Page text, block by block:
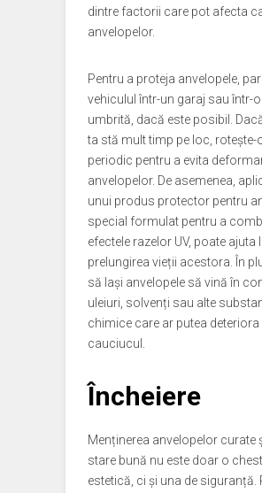
dintre factorii care pot afecta
anvelopelor.
Pentru a proteja anvelopele,
vehiculul într-un garaj sau într-
umbrită, dacă este posibil.
ta stă mult timp pe loc, rotește-
periodic pentru a evita
anvelopelor. De asemenea,
unui produs protector pentru
special formulat pentru a
efectele razelor UV, poate ajuta
prelungirea vieții acestora. În
să lași anvelopele să vină în
uleiuri, solvenți sau alte
chimice care ar putea deteriora
cauciucul.
Încheiere
Menținerea anvelopelor curate
stare bună nu este doar o
estetică, ci și una de siguranță.